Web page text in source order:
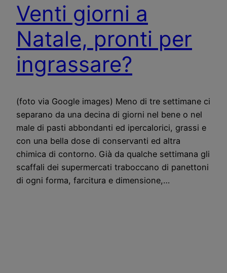
Venti giorni a
Natale, pronti per
ingrassare?
(foto via Google images) Meno di tre settimane ci
separano da una decina di giorni nel bene o nel
male di pasti abbondanti ed ipercalorici, grassi e
con una bella dose di conservanti ed altra
chimica di contorno. Già da qualche settimana gli
scaffali dei supermercati traboccano di panettoni
di ogni forma, farcitura e dimensione,…